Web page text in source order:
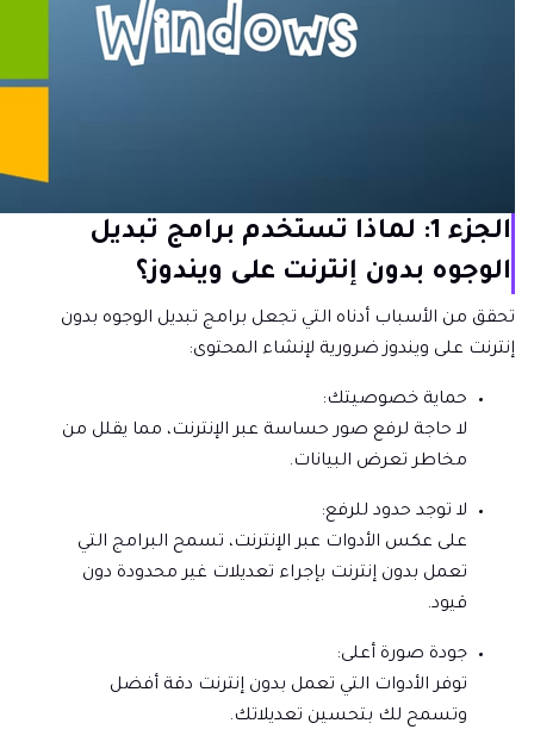
الجزء 1: لماذا تستخدم برامج تبديل
الوجوه بدون إنترنت على ويندوز؟
تحقق من الأسباب أدناه التي تجعل برامج تبديل الوجوه بدون
إنترنت على ويندوز ضرورية لإنشاء المحتوى:
حماية خصوصيتك:
لا حاجة لرفع صور حساسة عبر الإنترنت، مما يقلل من
مخاطر تعرض البيانات.
لا توجد حدود للرفع:
على عكس الأدوات عبر الإنترنت، تسمح البرامج التي
تعمل بدون إنترنت بإجراء تعديلات غير محدودة دون
قيود.
جودة صورة أعلى:
توفر الأدوات التي تعمل بدون إنترنت دقة أفضل
وتسمح لك بتحسين تعديلاتك.